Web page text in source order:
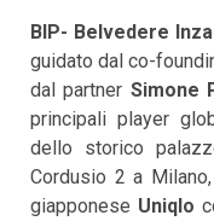
BIP- Belvedere
guidato dal co-
dal partner Simone
principali player
dello storico
Cordusio 2 a
giapponese Uniqlo